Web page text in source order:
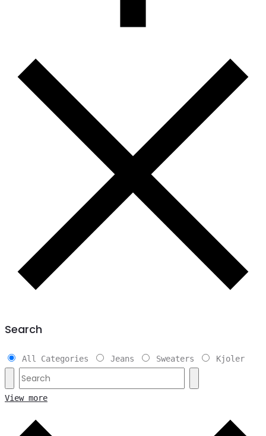
Search
All Categories Jeans Sweaters Kjoler
View more